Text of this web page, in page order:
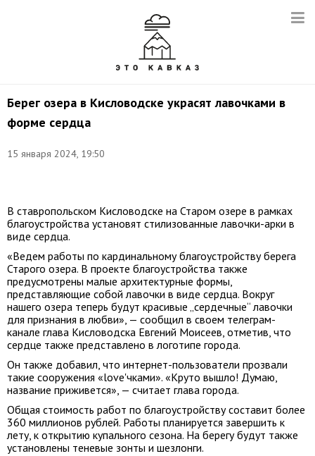
Берег озера в Кисловодске украсят лавочками в
форме сердца
15 января 2024, 19:50
В ставропольском Кисловодске на Старом озере в рамках
благоустройства установят стилизованные лавочки-арки в
виде сердца.
«Ведем работы по кардинальному благоустройству берега
Старого озера. В проекте благоустройства также
предусмотрены малые архитектурные формы,
представляющие собой лавочки в виде сердца. Вокруг
нашего озера теперь будут красивые „сердечные“ лавочки
для признания в любви», — сообщил в своем телеграм-
канале глава Кисловодска Евгений Моисеев, отметив, что
сердце также представлено в логотипе города.
Он также добавил, что интернет-пользователи прозвали
такие сооружения «love'чками». «Круто вышло! Думаю,
название приживется», — считает глава города.
Общая стоимость работ по благоустройству составит более
360 миллионов рублей. Работы планируется завершить к
лету, к открытию купального сезона. На берегу будут также
установлены теневые зонты и шезлонги.